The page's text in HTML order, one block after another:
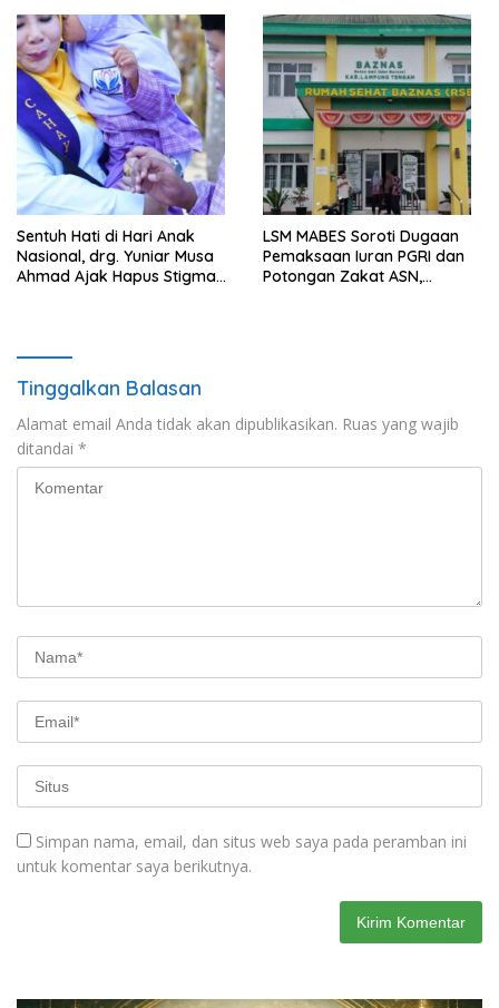
Pelanggaran UU ITE
Sentuh Hati di Hari Anak
Nasional, drg. Yuniar Musa
Ahmad Ajak Hapus Stigma
LSM MABES Soroti Dugaan
Pemaksaan Iuran PGRI dan
Potongan Zakat ASN,
Tinggalkan Balasan
Alamat email Anda tidak akan dipublikasikan. Ruas yang wajib
ditandai *
Simpan nama, email, dan situs web saya pada peramban ini
untuk komentar saya berikutnya.